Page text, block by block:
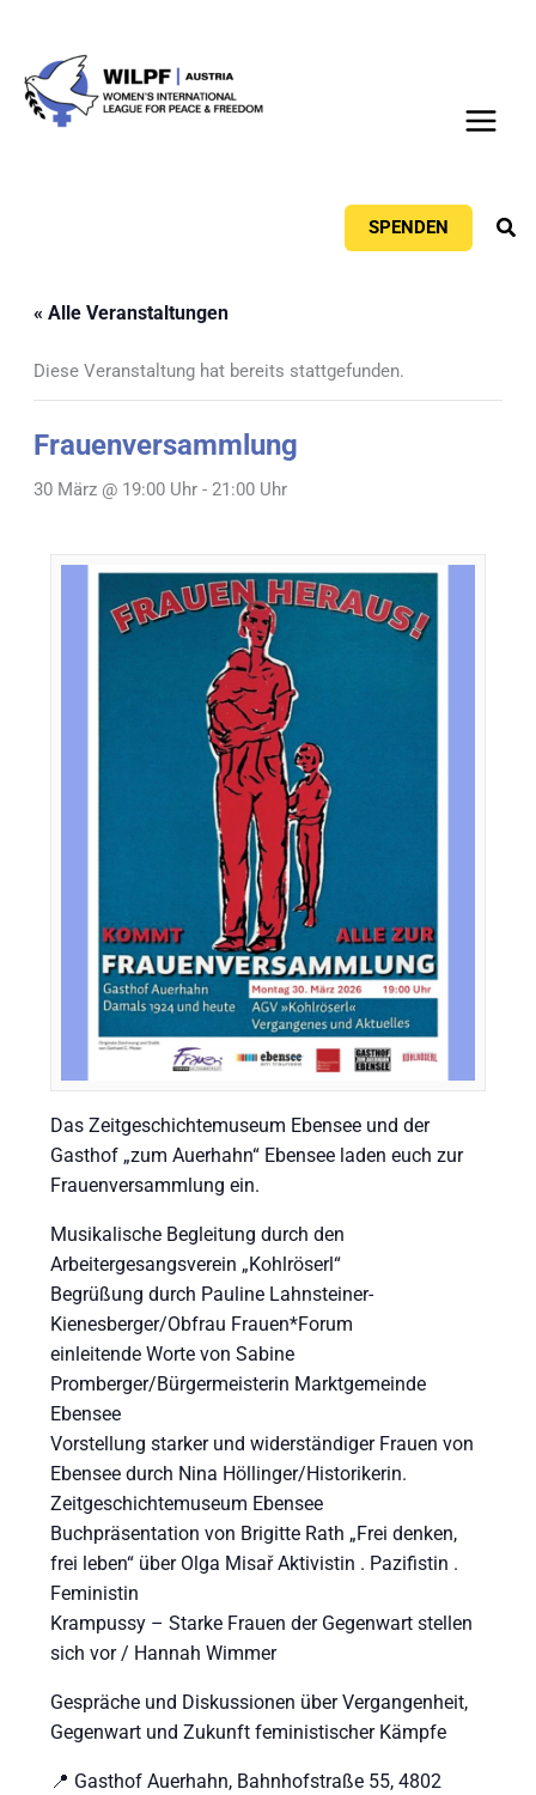
springen
SPENDEN
« Alle Veranstaltungen
Diese Veranstaltung hat bereits stattgefunden.
Frauenversammlung
30 März @ 19:00 Uhr- 21:00 Uhr
Das Zeitgeschichtemuseum Ebensee und der
Gasthof „zum Auerhahn“ Ebensee laden euch zur
Frauenversammlung ein.
Musikalische Begleitung durch den
Arbeitergesangsverein „Kohlröserl“
Begrüßung durch Pauline Lahnsteiner-
Kienesberger/Obfrau Frauen*Forum
einleitende Worte von Sabine
Promberger/Bürgermeisterin Marktgemeinde
Ebensee
Vorstellung starker und widerständiger Frauen von
Ebensee durch Nina Höllinger/Historikerin.
Zeitgeschichtemuseum Ebensee
Buchpräsentation von Brigitte Rath „Frei denken,
frei leben“ über Olga Misař Aktivistin . Pazifistin .
Feministin
Krampussy – Starke Frauen der Gegenwart stellen
sich vor / Hannah Wimmer
Gespräche und Diskussionen über Vergangenheit,
Gegenwart und Zukunft feministischer Kämpfe
📍 Gasthof Auerhahn, Bahnhofstraße 55, 4802